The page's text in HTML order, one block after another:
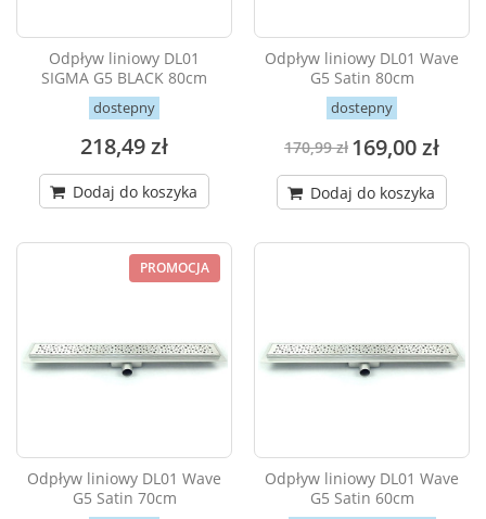
Odpływ liniowy DL01
SIGMA G5 BLACK 80cm
dostepny
218,49 zł
Dodaj do koszyka
Odpływ liniowy DL01 Wave
G5 Satin 80cm
dostepny
170,99 zł 169,00 zł
Dodaj do koszyka
PROMOCJA
Odpływ liniowy DL01 Wave
G5 Satin 70cm
Odpływ liniowy DL01 Wave
G5 Satin 60cm